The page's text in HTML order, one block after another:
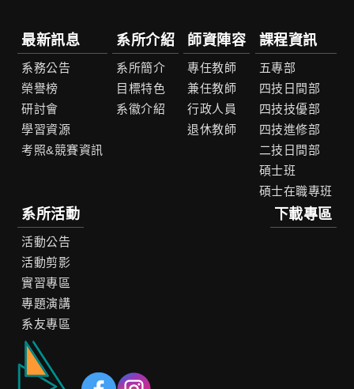
最新訊息
系務公告
榮譽榜
研討會
學習資源
考照&競賽資訊
系所介紹
系所簡介
目標特色
系徽介紹
師資陣容
專任教師
兼任教師
行政人員
退休教師
課程資訊
五專部
四技日間部
四技技優部
四技進修部
二技日間部
碩士班
碩士在職專班
系所活動
活動公告
活動剪影
實習專區
專題演講
系友專區
下載專區